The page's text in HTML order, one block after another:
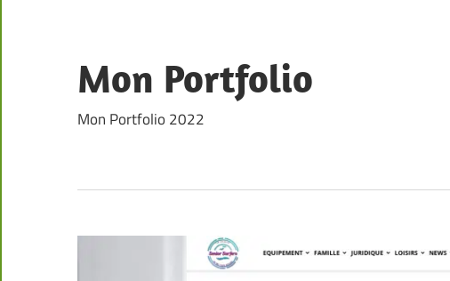
content
Mon Portfolio
Mon Portfolio 2022